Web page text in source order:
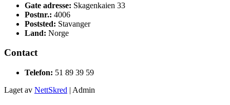
Gate adresse: Skagenkaien 33
Postnr.: 4006
Poststed: Stavanger
Land: Norge
Contact
Telefon: 51 89 39 59
Laget av NettSkred | Admin